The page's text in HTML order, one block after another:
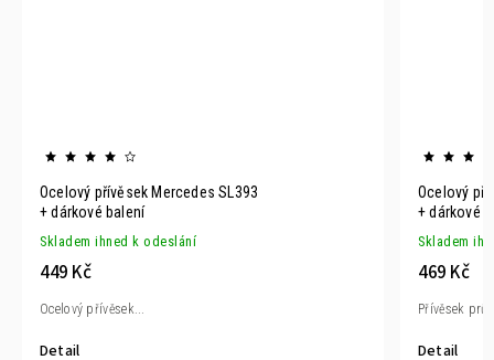
Ocelový přívěsek Mercedes SL393
+ dárkové balení
Skladem ihned k odeslání
449 Kč
Detail
Ocelový přívěsek...
Ocelový
+ dárkové
Skladem
469 Kč
Detail
Přívěsek